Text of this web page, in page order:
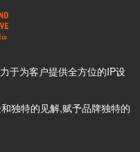
于为客户提供全方位的IP设
独特的见解,赋予品牌独特的